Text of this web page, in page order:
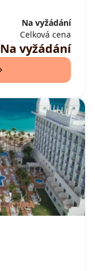
Na vyžádání
Celková cena
Na vyžádání